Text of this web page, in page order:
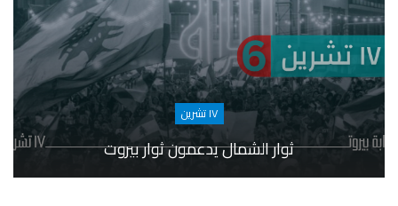
١٧ تشرين
ثوار الشمال يدعمون ثوار بيروت